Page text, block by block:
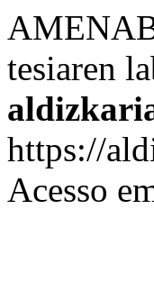
tesiaren
https://
Acesso